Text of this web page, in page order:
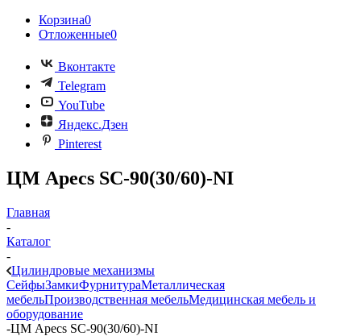
Корзина0
Отложенные0
Вконтакте
Telegram
YouTube
Яндекс.Дзен
Pinterest
ЦМ Apecs SC-90(30/60)-NI
Главная
-
Каталог
-
Цилиндровые механизмы
СейфыЗамкиФурнитураМеталлическая
мебельПроизводственная мебельМедицинская мебель и
оборудование
-ЦМ Apecs SC-90(30/60)-NI